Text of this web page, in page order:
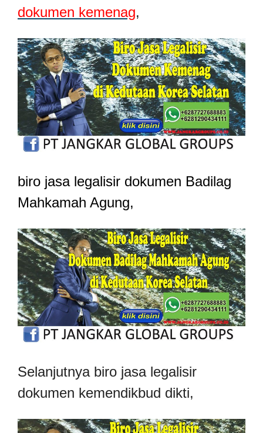
dokumen kemenag,
biro jasa legalisir dokumen Badilag
Mahkamah Agung,
Selanjutnya biro jasa legalisir
dokumen kemendikbud dikti,